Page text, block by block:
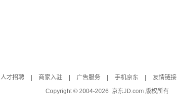
人才招聘 商家入驻 广告服务 手机京东 友情链接
Copyright © 2004-2026 京东JD.com 版权所有